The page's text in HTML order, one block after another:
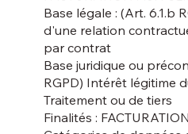
Base légale : (Art. 6.1.b
d'une relation
par contrat
Base juridique ou
RGPD) Intérêt légitime
Traitement ou de tiers
Finalités :